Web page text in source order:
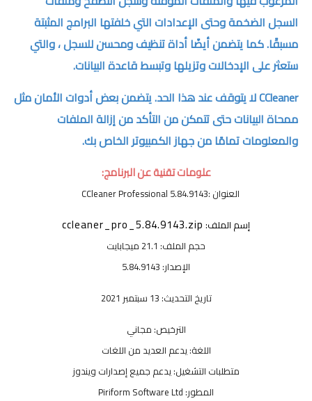
السجل الضخمة وحتى الإعدادات التي خلفتها البرامج المثبتة
مسبقًا. كما يتضمن أيضًا أداة تنظيف ومحسن للسجل ، والتي
ستعثر على الإدخالات وتزيلها وتبسط قاعدة البيانات.
CCleaner لا يتوقف عند هذا الحد. يتضمن بعض أدوات الأمان مثل
ممحاة البيانات حتى تتمكن من التأكد من إزالة الملفات
والمعلومات تمامًا من جهاز الكمبيوتر الخاص بك.
علومات تقنية عن البرنامج:
العنوان :CCleaner Professional 5.84.9143
إسم الملف: ccleaner_pro_5.84.9143.zip
حجم الملف: 21.1 ميجابايت
الإصدار: 5.84.9143
تاريخ التحديث: 13 سبتمبر 2021
الترخيص: مجاني
اللغة: يدعم العديد من اللغات
متطلبات التشغيل: يدعم جميع إصدارات ويندوز
المطور: Piriform Software Ltd